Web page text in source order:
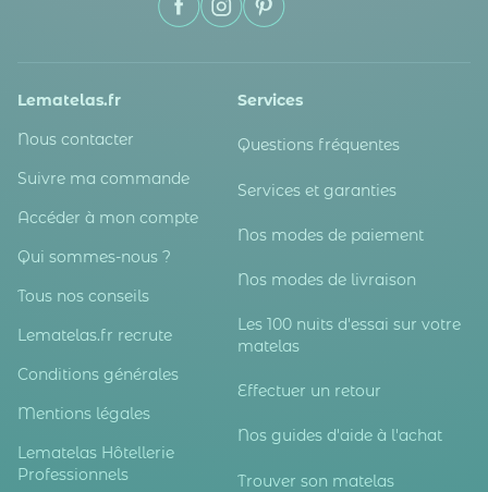
Lematelas.fr
Nous contacter
Suivre ma commande
Accéder à mon compte
Qui sommes-nous ?
Tous nos conseils
Lematelas.fr recrute
Conditions générales
Mentions légales
Lematelas Hôtellerie
Professionnels
Services
Questions fréquentes
Services et garanties
Nos modes de paiement
Nos modes de livraison
Les 100 nuits d'essai sur votre
matelas
Effectuer un retour
Nos guides d'aide à l'achat
Trouver son matelas